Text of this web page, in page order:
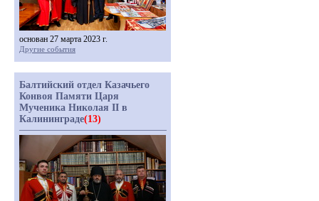
основан 27 марта 2023 г.
Другие события
Балтийский отдел Казачьего
Конвоя Памяти Царя
Мученика Николая II в
Калининграде(13)